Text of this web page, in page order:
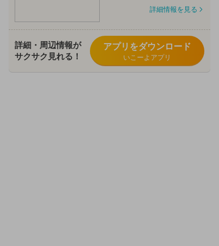
詳細情報を見る
詳細・周辺情報が
サクサク見れる！
アプリをダウンロード
いこーよアプリ